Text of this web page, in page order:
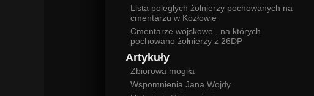
Lista poległych żołnierzy pochowanych na
cmentarzu w Kozłowie
Cmentarze wojskowe , na których
pochowano żołnierzy z 26DP
Artykuły
Zbiorowa mogiła
Wspomnienia Jana Wojdy